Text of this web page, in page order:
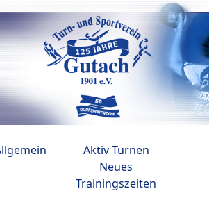
Aktiv Turnen
Neues
Trainingszeiten